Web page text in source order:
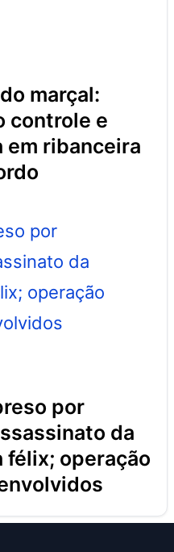
controle e
em ribanceira
da
félix; operação